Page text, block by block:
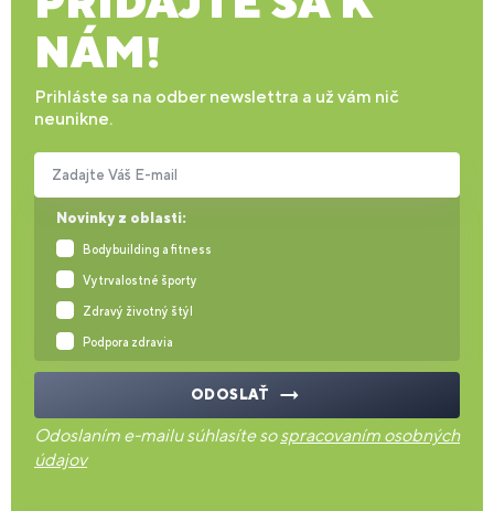
NÁM!
Prihláste sa na odber newslettra a už vám nič
neunikne.
Novinky z oblasti:
Bodybuilding a fitness
Vytrvalostné športy
Zdravý životný štýl
Podpora zdravia
Zadajte Váš E-mail
ODOSLAŤ
Odoslaním e-mailu súhlasíte sospracovaním osobných
údajov